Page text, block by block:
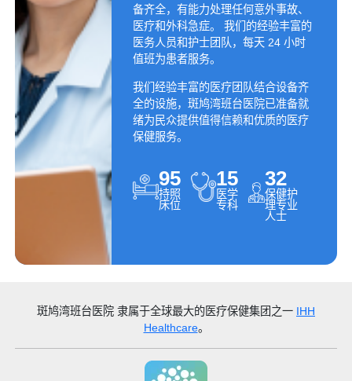
备齐全，有能力处理任何意外事故、
医疗和外科急症。 我们的经验丰富的
医务人员和护士团队，每天 24 小时
值班为患者服务。
我们经验丰富的医疗团队结合设备齐
全的设施，斑鸠湾班台医院已准备就
绪为民众提供值得信赖和优质的医疗
保健服务。
95
持照
床位
15
医学
专科
32
保健护
理专业
人士
斑鸠湾班台医院 隶属于全球最大的医疗保健集团之一 IHH
Healthcare。